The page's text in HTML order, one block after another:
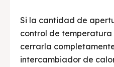
Si la cantidad de
control de temperatura
cerrarla
intercambiador de